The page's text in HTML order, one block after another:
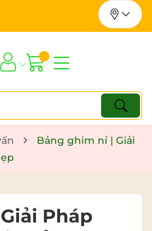
Bảng ghim nỉ | Giải
Pháp